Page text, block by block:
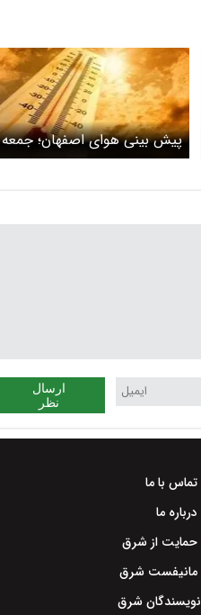
پیش بینی هوای اصفهان؛ جمعه
13تیر ۱۴۰۴
ارسال
نظر
تماس با ما
درباره ما
حمایت از شرق
مانیفست شرق
نویسندگان شرق